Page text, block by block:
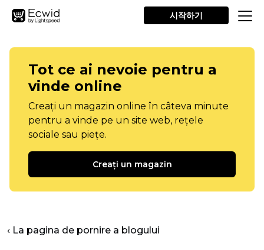
시작하기
Tot ce ai nevoie pentru a
vinde online
Creați un magazin online în câteva minute
pentru a vinde pe un site web, rețele
sociale sau piețe.
Creați un magazin
‹ La pagina de pornire a blogului